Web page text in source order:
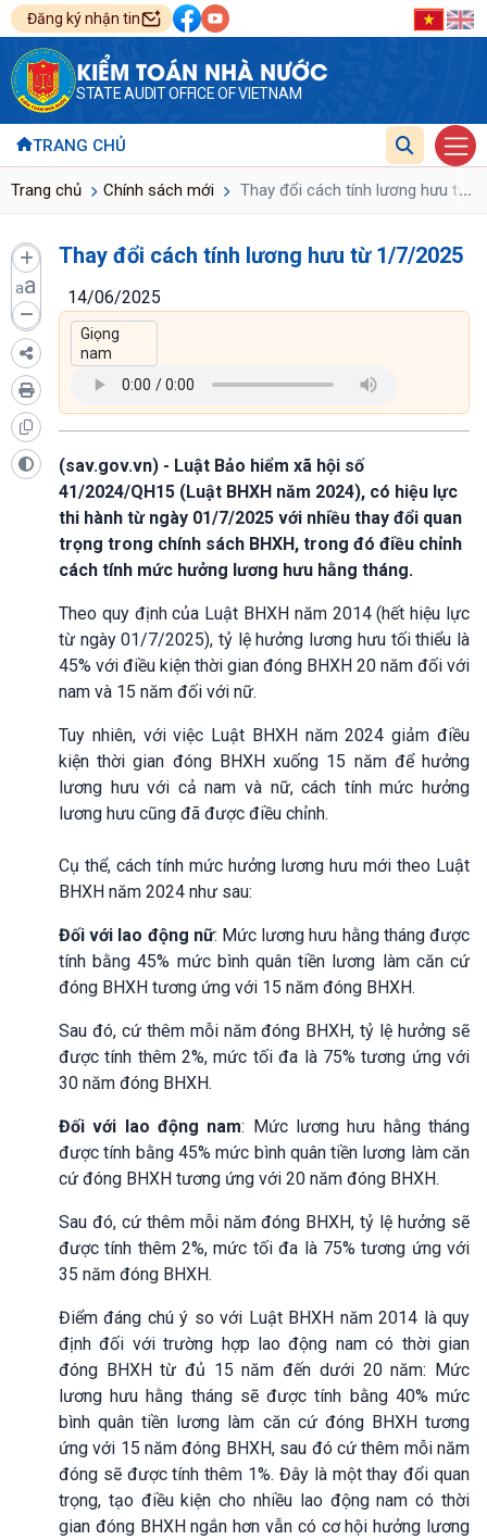
Đăng ký nhận tin
KIỂM TOÁN NHÀ NƯỚC
STATE AUDIT OFFICE OF VIETNAM
TRANG CHỦ
Trang chủ Chính sách mới Thay đổi cách tính lương hưu từ
...
aa
Thay đổi cách tính lương hưu từ 1/7/2025
14/06/2025
(sav.gov.vn) - Luật Bảo hiểm xã hội số
41/2024/QH15 (Luật BHXH năm 2024), có hiệu lực
thi hành từ ngày 01/7/2025 với nhiều thay đổi quan
trọng trong chính sách BHXH, trong đó điều chỉnh
cách tính mức hưởng lương hưu hằng tháng.
Theo quy định của Luật BHXH năm 2014 (hết hiệu lực
từ ngày 01/7/2025), tỷ lệ hưởng lương hưu tối thiểu là
45% với điều kiện thời gian đóng BHXH 20 năm đối với
nam và 15 năm đối với nữ.
Tuy nhiên, với việc Luật BHXH năm 2024 giảm điều
kiện thời gian đóng BHXH xuống 15 năm để hưởng
lương hưu với cả nam và nữ, cách tính mức hưởng
lương hưu cũng đã được điều chỉnh.
Cụ thể, cách tính mức hưởng lương hưu mới theo Luật
BHXH năm 2024 như sau:
Đối với lao động nữ: Mức lương hưu hằng tháng được
tính bằng 45% mức bình quân tiền lương làm căn cứ
đóng BHXH tương ứng với 15 năm đóng BHXH.
Sau đó, cứ thêm mỗi năm đóng BHXH, tỷ lệ hưởng sẽ
được tính thêm 2%, mức tối đa là 75% tương ứng với
30 năm đóng BHXH.
Đối với lao động nam: Mức lương hưu hằng tháng
được tính bằng 45% mức bình quân tiền lương làm căn
cứ đóng BHXH tương ứng với 20 năm đóng BHXH.
Sau đó, cứ thêm mỗi năm đóng BHXH, tỷ lệ hưởng sẽ
được tính thêm 2%, mức tối đa là 75% tương ứng với
35 năm đóng BHXH.
Điểm đáng chú ý so với Luật BHXH năm 2014 là quy
định đối với trường hợp lao động nam có thời gian
đóng BHXH từ đủ 15 năm đến dưới 20 năm: Mức
lương hưu hằng tháng sẽ được tính bằng 40% mức
bình quân tiền lương làm căn cứ đóng BHXH tương
ứng với 15 năm đóng BHXH, sau đó cứ thêm mỗi năm
đóng sẽ được tính thêm 1%. Đây là một thay đổi quan
trọng, tạo điều kiện cho nhiều lao động nam có thời
gian đóng BHXH ngắn hơn vẫn có cơ hội hưởng lương